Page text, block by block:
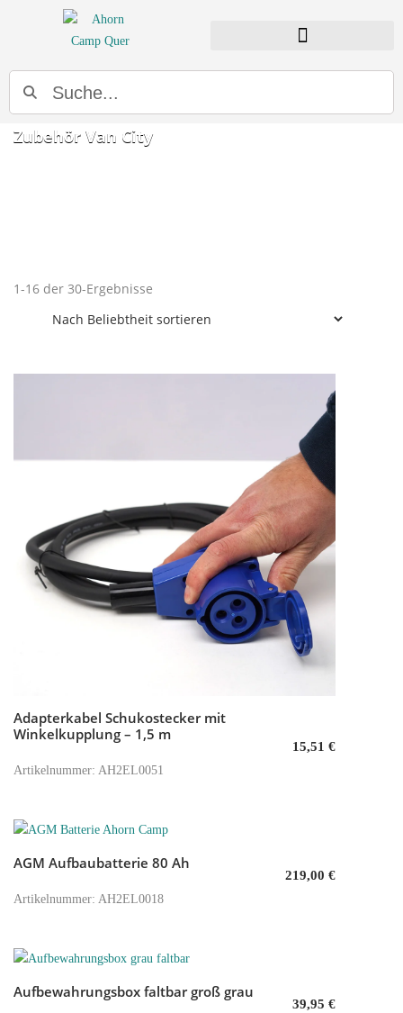
Zubehör Van City
1-16 der 30-Ergebnisse
In den Warenkorb
Adapterkabel Schukostecker mit
Winkelkupplung – 1,5 m
15,51 €
Artikelnummer: AH2EL0051
In den Warenkorb
AGM Aufbaubatterie 80 Ah
219,00 €
Artikelnummer: AH2EL0018
In den Warenkorb
Aufbewahrungsbox faltbar groß grau
39,95 €